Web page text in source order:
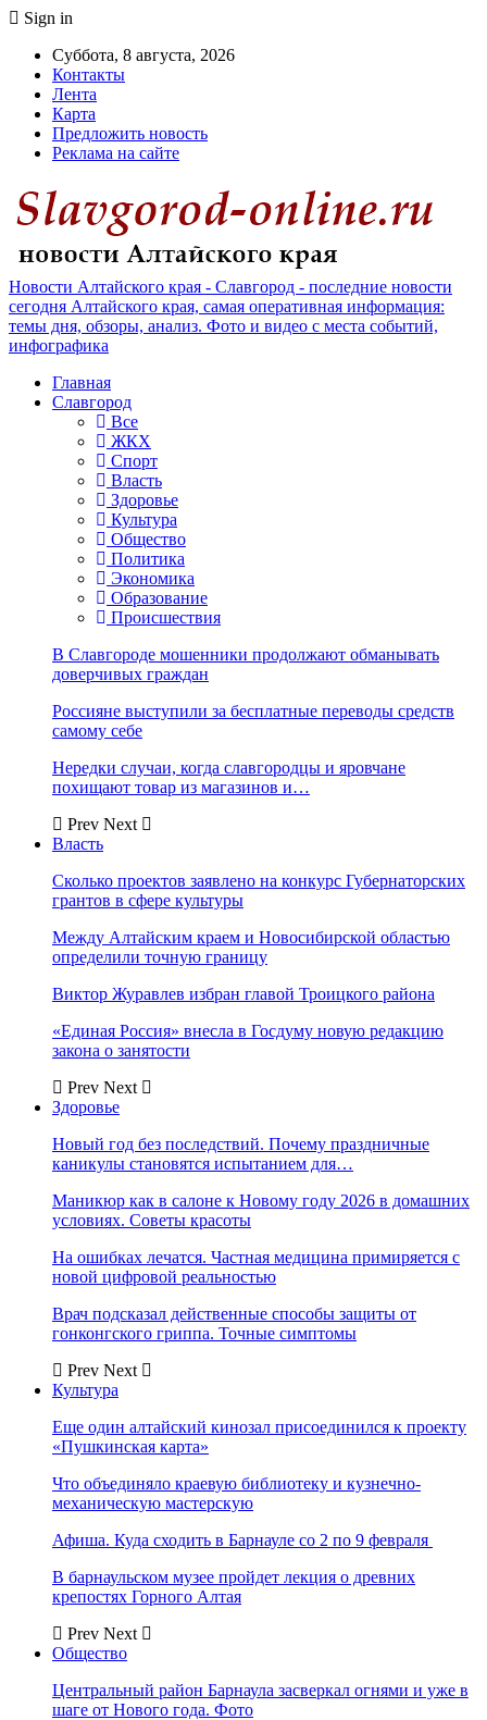
Sign in
Суббота, 8 августа, 2026
Контакты
Лента
Карта
Предложить новость
Реклама на сайте
Новости Алтайского края - Славгород - последние новости
сегодня Алтайского края, самая оперативная информация:
темы дня, обзоры, анализ. Фото и видео с места событий,
инфографика
Главная
Славгород
Все
ЖКХ
Спорт
Власть
Здоровье
Культура
Общество
Политика
Экономика
Образование
Происшествия
В Славгороде мошенники продолжают обманывать
доверчивых граждан
Россияне выступили за бесплатные переводы средств
самому себе
Нередки случаи, когда славгородцы и яровчане
похищают товар из магазинов и…
Prev Next
Власть
Сколько проектов заявлено на конкурс Губернаторских
грантов в сфере культуры
Между Алтайским краем и Новосибирской областью
определили точную границу
Виктор Журавлев избран главой Троицкого района
«Единая Россия» внесла в Госдуму новую редакцию
закона о занятости
Prev Next
Здоровье
Новый год без последствий. Почему праздничные
каникулы становятся испытанием для…
Маникюр как в салоне к Новому году 2026 в домашних
условиях. Советы красоты
На ошибках лечатся. Частная медицина примиряется с
новой цифровой реальностью
Врач подсказал действенные способы защиты от
гонконгского гриппа. Точные симптомы
Prev Next
Культура
Еще один алтайский кинозал присоединился к проекту
«Пушкинская карта»
Что объединяло краевую библиотеку и кузнечно-
механическую мастерскую
Афиша. Куда сходить в Барнауле со 2 по 9 февраля
В барнаульском музее пройдет лекция о древних
крепостях Горного Алтая
Prev Next
Общество
Центральный район Барнаула засверкал огнями и уже в
шаге от Нового года. Фото